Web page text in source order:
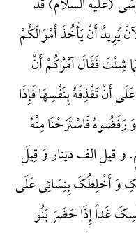
یُرِیدُ أَنْ یَأْخُذَ أَمْوَالَکُمْ
شِئْتَ فَقَالَ آمُرُکُمْ أَنْ
أَنْ تَقْذِفَهُ بِنَفْسِهَا فَإِذَا
فَاسْتَرَحْنَا مِنْهُ
و قیل الف دینار وَ قِیلَ
وَ أَخْلِطُکَ بِنِسَائِی عَلَی
غَداً إِذَا حَضَرَ بَنُو